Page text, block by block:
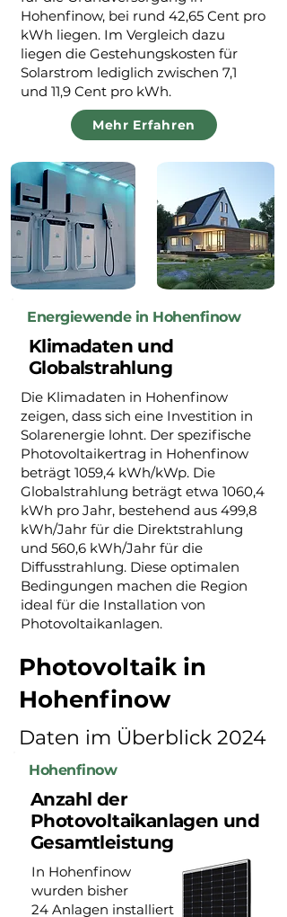
Hohenfinow, bei rund 42,65 Cent pro
kWh liegen. Im Vergleich dazu
liegen die Gestehungskosten für
Solarstrom lediglich zwischen 7,1
und 11,9 Cent pro kWh.
Mehr Erfahren
Energiewende in Hohenfinow
Klimadaten und
Globalstrahlung
Die Klimadaten in Hohenfinow
zeigen, dass sich eine Investition in
Solarenergie lohnt. Der spezifische
Photovoltaikertrag in Hohenfinow
beträgt 1059,4 kWh/kWp. Die
Globalstrahlung beträgt etwa 1060,4
kWh pro Jahr, bestehend aus 499,8
kWh/Jahr für die Direktstrahlung
und 560,6 kWh/Jahr für die
Diffusstrahlung. Diese optimalen
Bedingungen machen die Region
ideal für die Installation von
Photovoltaikanlagen.
Photovoltaik in
Hohenfinow
Daten im Überblick 2024
Hohenfinow
Anzahl der
Photovoltaikanlagen und
Gesamtleistung
In Hohenfinow
wurden bisher
24 Anlagen installiert